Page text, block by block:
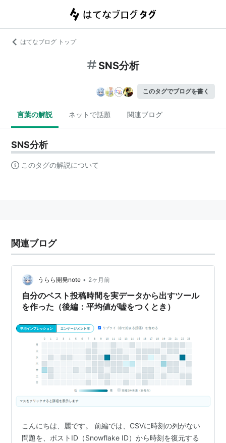
はてなブログ トップ
SNS分析
このタグでブログを書く
言葉の解説 ネットで話題 関連ブログ
SNS分析
このタグの解説について
関連ブログ
うらら開発note • 2ヶ月前
自分のベスト投稿時間を実データから出すツール
を作った（後編：平均値が嘘をつくとき）
こんにちは、麗です。 前編では、CSVに時刻の列がない
問題を、ポストID（Snowflake ID）から時刻を復元する